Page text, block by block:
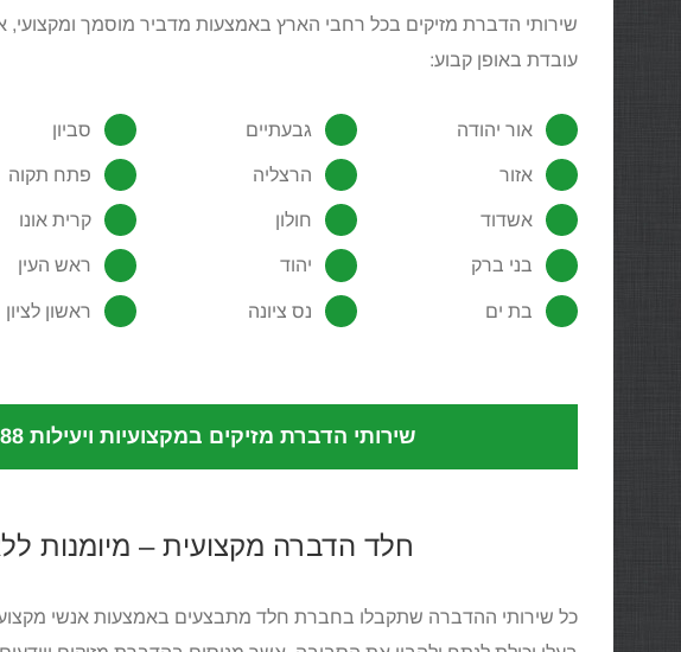
שירותי הדברת מזיקים בכל רחבי הארץ באמצעות מדביר מוסמך
עובדת באופן קבוע:
אור יהודה
אזור
אשדוד
בני ברק
בת ים
גבעתיים
הרצליה
חולון
יהוד
נס ציונה
סביון
פתח תקוה
קרית אונו
ראש העין
ראשון לציון
שירותי הדברת מזיקים במקצועיות ויעילות
חלד הדברה מקצועית – מיומנות
כל שירותי ההדברה שתקבלו בחברת חלד מתבצעים באמצעות אנשי מקצוע